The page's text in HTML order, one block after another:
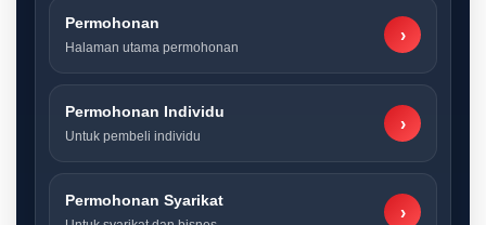
Permohonan
Halaman utama permohonan
›
Permohonan Individu
Untuk pembeli individu
›
Permohonan Syarikat
›